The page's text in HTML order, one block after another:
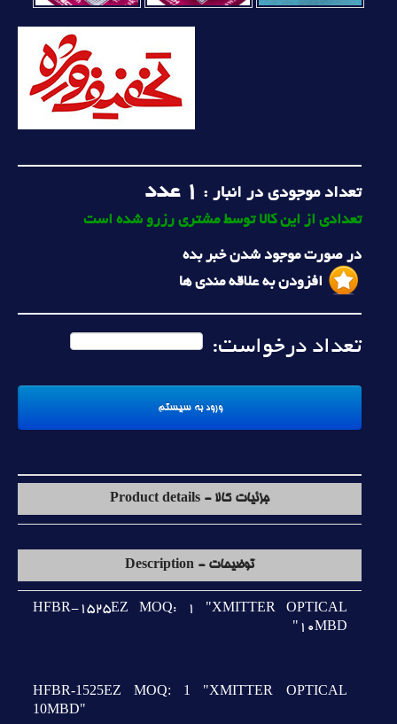
تعداد موجودی در انبار : 1 عدد
تعدادی از این کالا توسط مشتری رزرو شده است
در صورت موجود شدن خبر بده
افزودن به علاقه مندی ها
تعداد درخواست:
جزئیات کالا - Product details
توضیحات - Description
HFBR-1525EZ MOQ: 1 "XMITTER OPTICAL
10MBD"
HFBR-1525EZ MOQ: 1 "XMITTER OPTICAL
10MBD"